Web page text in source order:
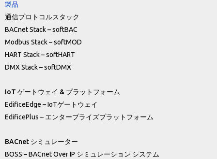
製品
通信プロトコルスタック
BACnet Stack – softBAC
Modbus Stack – softMOD
HART Stack – softHART
DMX Stack – softDMX
IoT ゲートウェイ & プラットフォーム
EdificeEdge – IoTゲートウェイ
EdificePlus – エンタープライズプラットフォーム
BACnet シミュレーター
BOSS – BACnet Over IP シミュレーション システム